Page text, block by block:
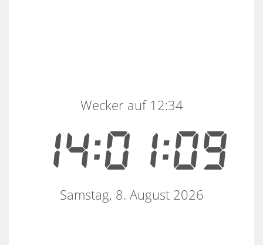
14:01:10
Wecker auf 12:34
Samstag, 8. August 2026